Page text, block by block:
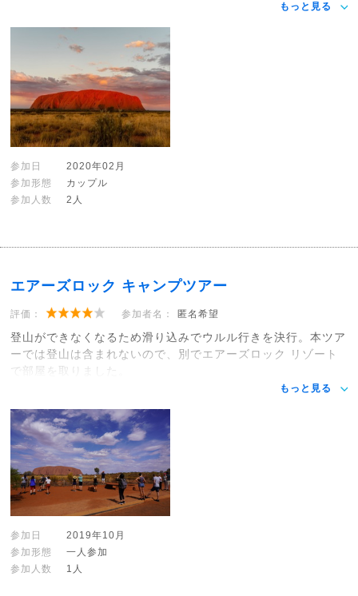
もっと見る
参加日
2020年02月
参加形態
カップル
参加人数
2人
エアーズロック キャンプツアー
評価： 参加者名： 匿名希望
登山ができなくなるため滑り込みでウルル行きを決行。本ツア
ーでは登山は含まれないので、別でエアーズロック リゾート
で部屋を取りました。
もっと見る
参加日
2019年10月
参加形態
一人参加
参加人数
1人